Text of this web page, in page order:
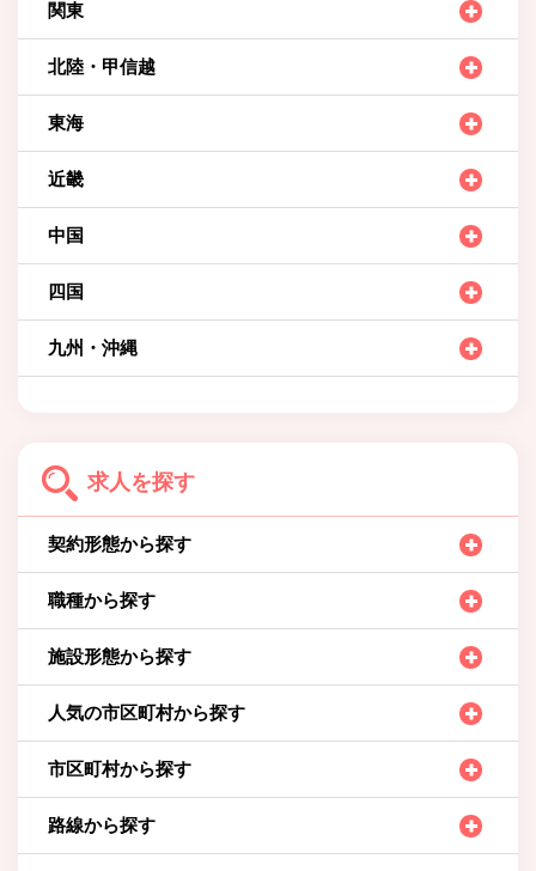
関東
北陸・甲信越
東海
近畿
中国
四国
九州・沖縄
求人を探す
契約形態から探す
職種から探す
施設形態から探す
人気の市区町村から探す
市区町村から探す
路線から探す